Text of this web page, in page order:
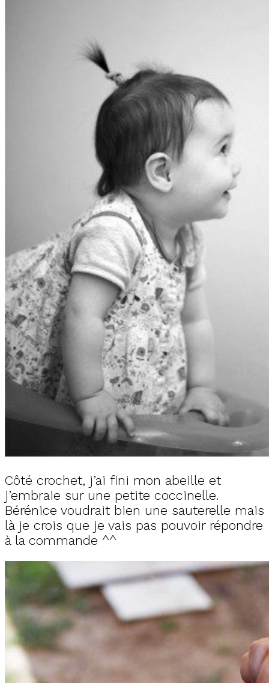
Côté crochet, j’ai fini mon abeille et
j’embraie sur une petite coccinelle.
Bérénice voudrait bien une sauterelle mais
là je crois que je vais pas pouvoir répondre
à la commande ^^